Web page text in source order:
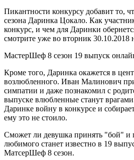
Пикантности конкурсу добавит то,
сезона Даринка Цокало. Как
конкурс, и чем для Даринки
смотрите уже во вторник 30.10.2018
МастерШеф 8 сезон 19 выпуск
Кроме того, Даринка окажется в
возлюбленного. Иван Малинович
симпатии и даже познакомил с
выпуске влюбленные станут
Даринке войну в конкурсе и
ему это не стоило.
Сможет ли девушка принять "бой" и
любимого станет известно в 19
МатсерШеф 8 сезон.